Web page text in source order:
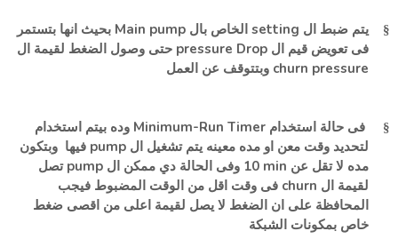
§ يتم ضبط ال setting الخاص بال Main pump بحيث انها بتستمر
فى تعويض قيم ال pressure Drop حتى وصول الضغط لقيمة ال
churn pressure وبتتوقف عن العمل
§ فى حالة استخدام Minimum-Run Timer وده بيتم استخدام
لتحديد وقت معن او مده معينه يتم تشغيل ال pump فيها وبتكون
مده لا تقل عن 10 min وفى الحالة دي ممكن ال pump تصل
لقيمة ال churn فى وقت اقل من الوقت المضبوط فيجب
المحافظة على ان الضغط لا يصل لقيمة اعلى من اقصى ضغط
خاص بمكونات الشبكة